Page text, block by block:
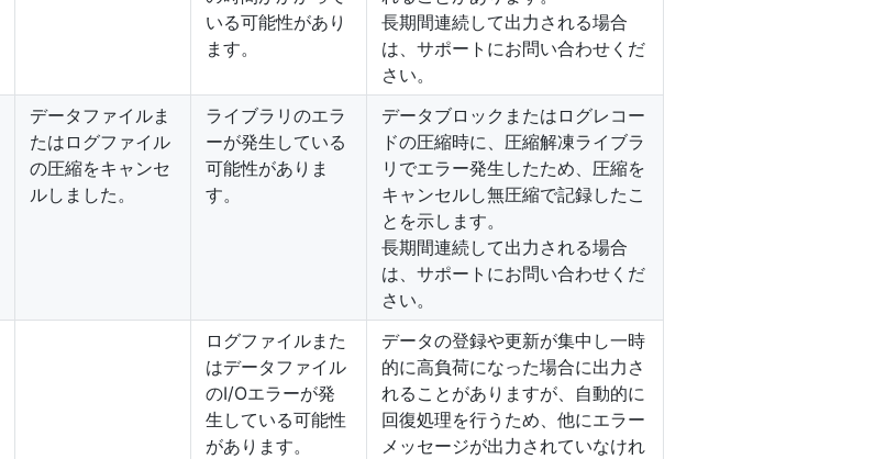
いる可能性があり
ます。
長期間連続して出力される場合
は、サポートにお問い合わせくだ
さい。
データファイルま
たはログファイル
の圧縮をキャンセ
ルしました。
ライブラリのエラ
ーが発生している
可能性がありま
す。
データブロックまたはログレコー
ドの圧縮時に、圧縮解凍ライブラ
リでエラー発生したため、圧縮を
キャンセルし無圧縮で記録したこ
とを示します。
長期間連続して出力される場合
は、サポートにお問い合わせくだ
さい。
ログファイルまた
はデータファイル
のI/Oエラーが発
生している可能性
があります。
データの登録や更新が集中し一時
的に高負荷になった場合に出力さ
れることがありますが、自動的に
回復処理を行うため、他にエラー
メッセージが出力されていなけれ